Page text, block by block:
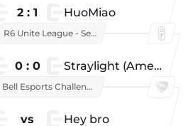
2 : 1 HuoMiao
R6 Unite League - Season 1
0 : 0 Straylight (American team)
Bell Esports Challenge 2026
vs Hey bro